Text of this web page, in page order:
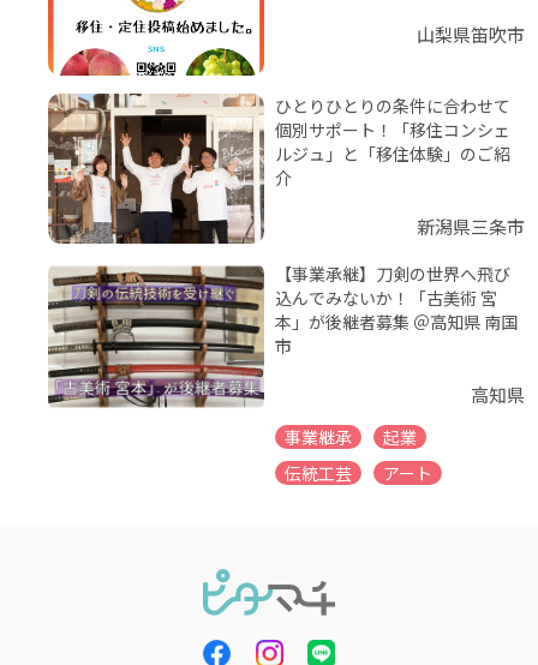
山梨県笛吹市
ひとりひとりの条件に合わせて
個別サポート！「移住コンシェ
ルジュ」と「移住体験」のご紹
介
新潟県三条市
【事業承継】刀剣の世界へ飛び
込んでみないか！「古美術 宮
本」が後継者募集 ＠高知県 南国
市
高知県
事業継承
起業
伝統工芸
アート